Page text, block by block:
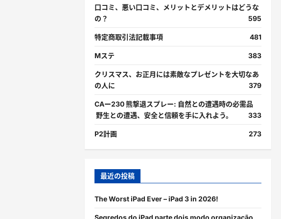
口コミ、悪い口コミ、メリットとデメリットはどうな
の？
595
特定商取引法記載事項 481
Mステ 383
クリスマス、お正月には素敵なプレゼントを大切なあ
の人に
379
CAー230 熊撃退スプレー: 自然との遭遇時の必需品
野生との遭遇、安全と信頼を手に入れよう。
333
P2計画 273
最近の投稿
The Worst iPad Ever – iPad 3 in 2026!
Segredos do iPad parte dois modo organização